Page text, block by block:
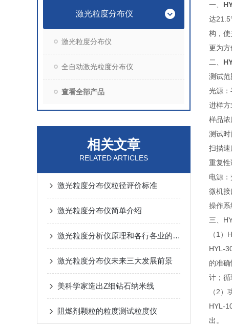
激光粒度分布仪
激光粒度分布仪
全自动激光粒度分布仪
查看全部产品
相关文章
RELATED ARTICLES
激光粒度分布仪粒径评价标准
激光粒度分布仪简单介绍
激光粒度分析仪原理和各行各业的运用
激光粒度分布仪未来三大发展前景
美科学家造出Z细钻石纳米线
阻燃剂颗粒的粒度测试粒度仪
一、
达
构，
更为方
二、
测试
光源
进样
样品
测试
扫描
重复
电源
微机
操作
三、
（1
HYL-
的准
计；循
（2）
HYL-
出。